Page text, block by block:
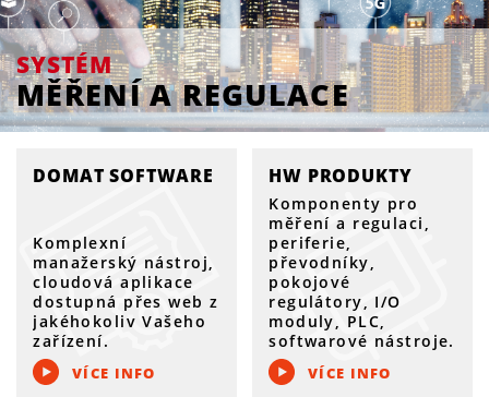
SYSTÉM
MĚŘENÍ A REGULACE
DOMAT SOFTWARE
Komplexní
manažerský nástroj,
cloudová aplikace
dostupná přes web z
jakéhokoliv Vašeho
zařízení.
VÍCE INFO
HW PRODUKTY
Komponenty pro
měření a regulaci,
periferie,
převodníky,
pokojové
regulátory, I/O
moduly, PLC,
softwarové nástroje.
VÍCE INFO